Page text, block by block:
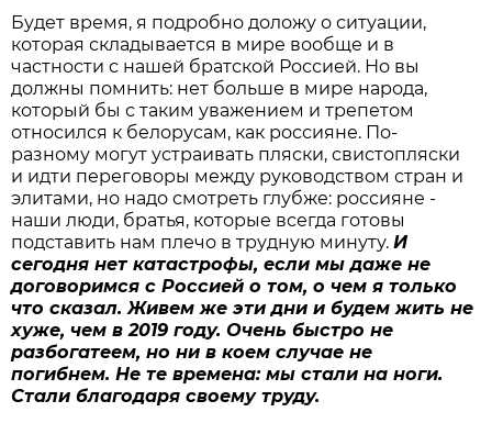
Будет время, я подробно доложу о ситуации,
которая складывается в мире вообще и в
частности с нашей братской Россией. Но вы
должны помнить: нет больше в мире народа,
который бы с таким уважением и трепетом
относился к белорусам, как россияне. По-
разному могут устраивать пляски, свистопляски
и идти переговоры между руководством стран и
элитами, но надо смотреть глубже: россияне -
наши люди, братья, которые всегда готовы
подставить нам плечо в трудную минуту.И
сегодня нет катастрофы, если мы даже не
договоримся с Россией о том, о чем я только
что сказал. Живем же эти дни и будем жить не
хуже, чем в 2019 году. Очень быстро не
разбогатеем, но ни в коем случае не
погибнем. Не те времена: мы стали на ноги.
Стали благодаря своему труду.